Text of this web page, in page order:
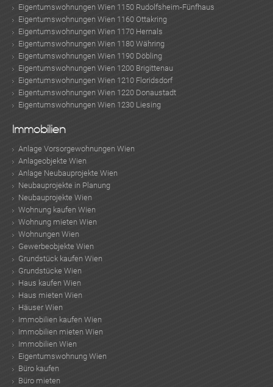
Eigentumswohnungen Wien 1150 Rudolfsheim-Fünfhaus
Eigentumswohnungen Wien 1160 Ottakring
Eigentumswohnungen Wien 1170 Hernals
Eigentumswohnungen Wien 1180 Währing
Eigentumswohnungen Wien 1190 Döbling
Eigentumswohnungen Wien 1200 Brigittenau
Eigentumswohnungen Wien 1210 Floridsdorf
Eigentumswohnungen Wien 1220 Donaustadt
Eigentumswohnungen Wien 1230 Liesing
Immobilien
Anlage Vorsorgewohnungen Wien
Anlageobjekte Wien
Anlage Neubauprojekte Wien
Neubauprojekte in Planung
Neubauprojekte Wien
Wohnung kaufen Wien
Wohnung mieten Wien
Wohnungen Wien
Gewerbeobjekte Wien
Grundstück kaufen Wien
Grundstücke Wien
Haus kaufen Wien
Haus mieten Wien
Häuser Wien
Immobilien kaufen Wien
Immobilien mieten Wien
Immobilien Wien
Eigentumswohnung Wien
Büro kaufen
Büro mieten